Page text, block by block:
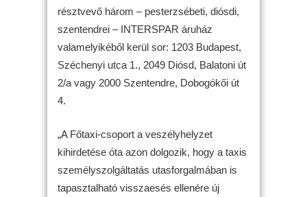
résztvevő három – pesterzsébeti, diósdi,
szentendrei – INTERSPAR áruház
valamelyikéből kerül sor: 1203 Budapest,
Széchenyi utca 1., 2049 Diósd, Balatoni út
2/a vagy 2000 Szentendre, Dobogókői út
4.
„A Főtaxi-csoport a veszélyhelyzet
kihirdetése óta azon dolgozik, hogy a taxis
személyszolgáltatás utasforgalmában is
tapasztalható visszaesés ellenére új